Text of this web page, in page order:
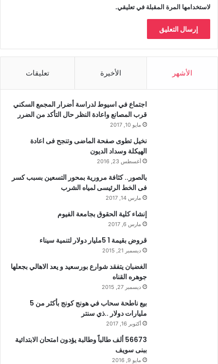
لاستخدامها المرة المقبلة في تعليقي.
الأشهر الأخيرة تعليقات
اجتماع في اسيوط لدراسة أضرار المجمع السكني
قرب المصانع واعادة النظر حال التأكد من الضرر
مايو 10, 2017
نخيل تطوى صفحة الماضى وتنجح فى اعادة
الهيكلة وسداد الديون
أغسطس 23, 2016
بالصور.. كثافة مرورية بمحور التسعين بسبب كسر
فى الخط الرئيسى لمياه الشرب
مارس 14, 2017
إنشاء كلية الحقوق بجامعة الفيوم
مارس 6, 2017
قروض بقيمة 1 5مليار دولار لتنمية سيناء
ديسمبر 21, 2015
الغضبان يتفقد شوارع بورسعيد و يعد الاهالي بجعلها
جوهره القناه
ديسمبر 27, 2015
بيع ناطحة سحاب في هونج كونج بأكثر من 5
مليارات دولار ..ذي سنتر
أكتوبر 16, 2017
56673 ألف طالباً وطالبة يؤدون امتحان الابتدائية
ببنى سويف
مايو 9, 2016